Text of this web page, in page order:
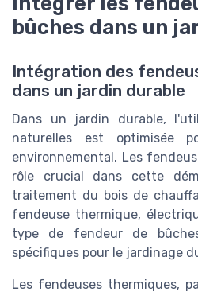
bûches dans un
Intégration des
dans un jardin durable
Dans un jardin durable,
naturelles est optimisée
environnemental. Les
rôle crucial dans cette
traitement du bois de
fendeuse thermique,
type de fendeur de
spécifiques pour le jardinage
Les fendeuses thermiques,